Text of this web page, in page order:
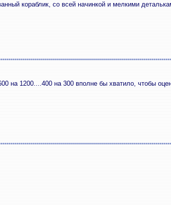
кораблик, со всей начинкой и мелкими
на 1200....400 на 300 вполне бы хватило, чтобы